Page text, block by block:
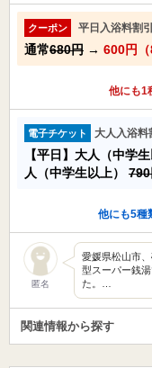
クーポン 平日入浴料割引
通常680円 → 600円（
他にも1
電子チケット 大人入浴料
【平日】大人（中学生
人（中学生以上）
他にも5種
匿名
愛媛県松山市
型スーパー銭
た。…
関連情報から探す